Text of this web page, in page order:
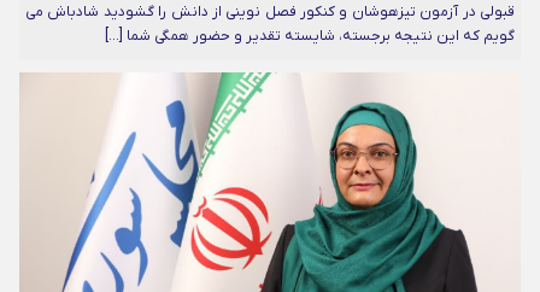
قبولی در آزمون تیزهوشان و کنکور فصل نوینی از دانش را گشودید شادباش می
گویم که این نتیجه برجسته، شایسته تقدیر و حضور همگی شما […]